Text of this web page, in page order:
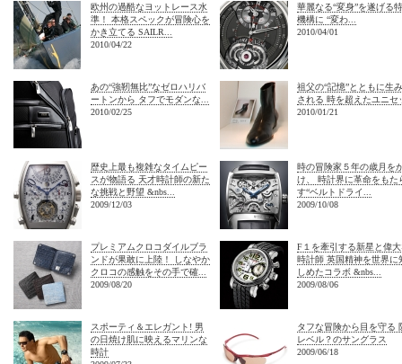
欧州の過酷なヨットレース水
準！ 本格スペックが冒険心を
かき立てる SAILR...
2010/04/22
華麗なる“変身”を遂げる
機構に “変わ...
2010/04/01
あの“強靭無比”なゼロハリバ
ートンから タフでモダンな...
2010/02/25
祖父の“記憶”とともに生
される 時を超えたユニセ
2010/01/21
歴史上最も複雑なタイムピー
スが物語る 天才時計師の新た
な挑戦と野望 &nbs...
2009/12/03
時の冒険家５年の歳月を
け、 時計界に革命をもた
す“ベルトドライ...
2009/10/08
プレミアムクロコダイルブラ
ンドが果敢に上陸！ しなやか
クロコの感触をその手で確...
2009/08/20
F１を牽引する新星と偉
時計師 英国精神を世界に
しめたコラボ &nbs...
2009/08/06
スポーティ＆エレガント! 男
の日焼け肌に映えるマリンな
時計
タフな冒険から目を守る
レベル？のサングラス
2009/06/18